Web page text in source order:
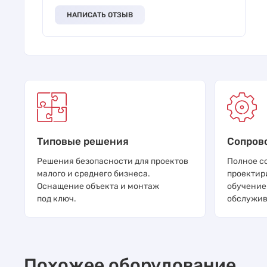
НАПИСАТЬ ОТЗЫВ
Типовые решения
Решения безопасности для проектов
малого и среднего бизнеса.
Оснащение объекта и монтаж
под ключ.
Полное